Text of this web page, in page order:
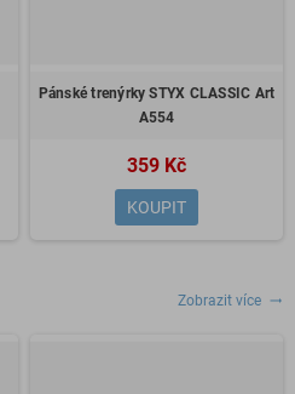
Pánské trenýrky STYX CLASSIC Art
A554
359 Kč
KOUPIT
Zobrazit více trending_flat